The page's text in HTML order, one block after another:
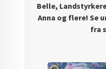
Belle,
Anna og flere! Se
fra